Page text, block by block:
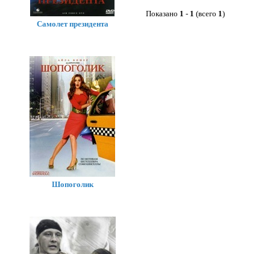
Показано 1 - 1 (всего 1)
Самолет президента
Шопоголик